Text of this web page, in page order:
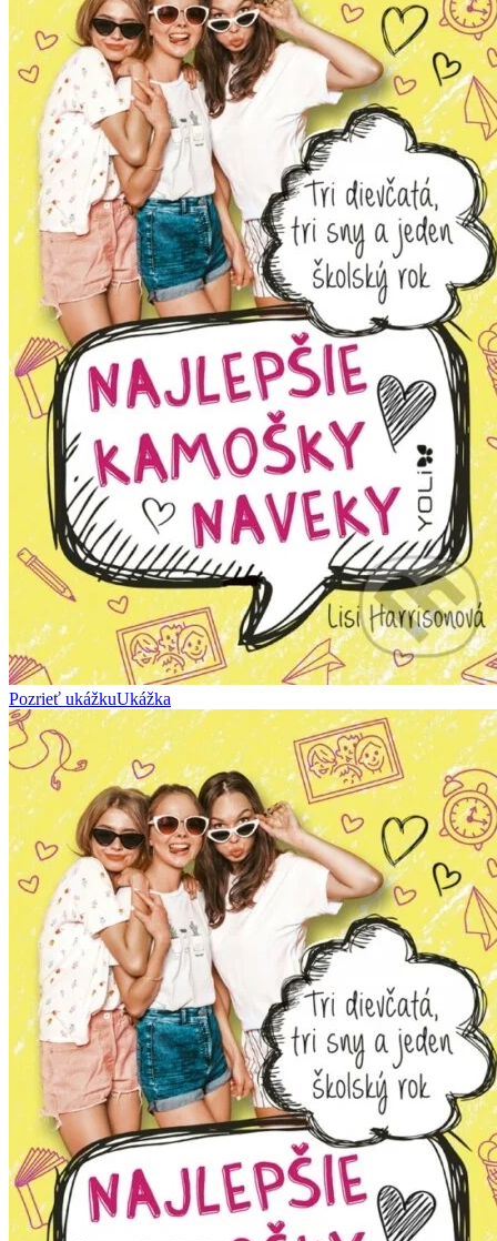
Pozrieť ukážkuUkážka